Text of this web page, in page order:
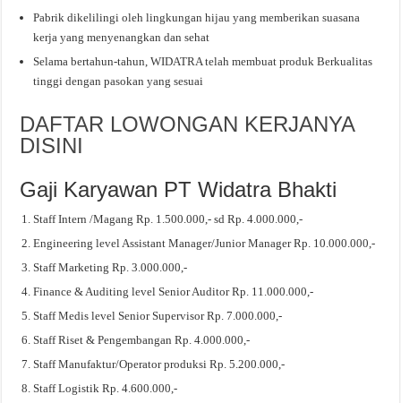
Pabrik dikelilingi oleh lingkungan hijau yang memberikan suasana
kerja yang menyenangkan dan sehat
Selama bertahun-tahun, WIDATRA telah membuat produk Berkualitas
tinggi dengan pasokan yang sesuai
DAFTAR LOWONGAN KERJANYA
DISINI
Gaji Karyawan PT Widatra Bhakti
Staff Intern /Magang Rp. 1.500.000,- sd Rp. 4.000.000,-
Engineering level Assistant Manager/Junior Manager Rp. 10.000.000,-
Staff Marketing Rp. 3.000.000,-
Finance & Auditing level Senior Auditor Rp. 11.000.000,-
Staff Medis level Senior Supervisor Rp. 7.000.000,-
Staff Riset & Pengembangan Rp. 4.000.000,-
Staff Manufaktur/Operator produksi Rp. 5.200.000,-
Staff Logistik Rp. 4.600.000,-